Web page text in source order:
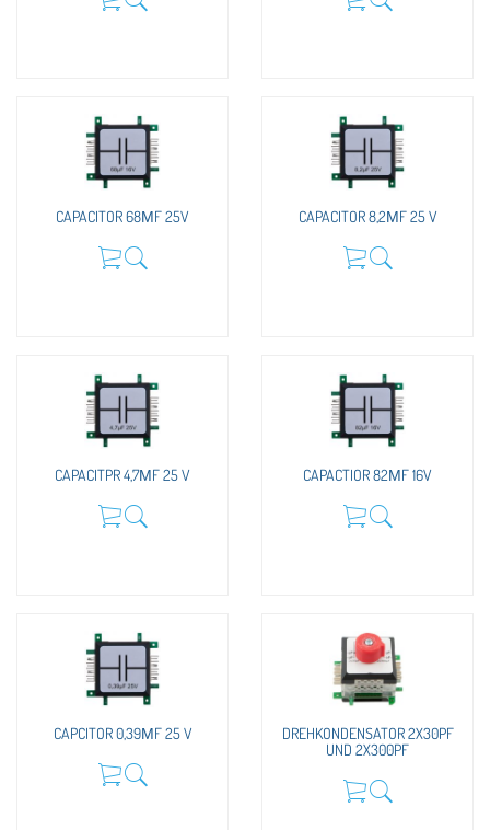
CAPACITOR 68ΜF 25V CAPACITOR 8,2ΜF 25 V
CAPACITPR 4,7ΜF 25 V CAPACTIOR 82ΜF 16V
CAPCITOR 0,39ΜF 25 V
DREHKONDENSATOR 2X30PF
UND 2X300PF